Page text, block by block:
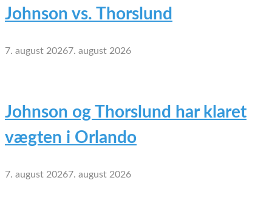
Johnson vs. Thorslund
7. august 20267. august 2026
Johnson og Thorslund har klaret
vægten i Orlando
7. august 20267. august 2026